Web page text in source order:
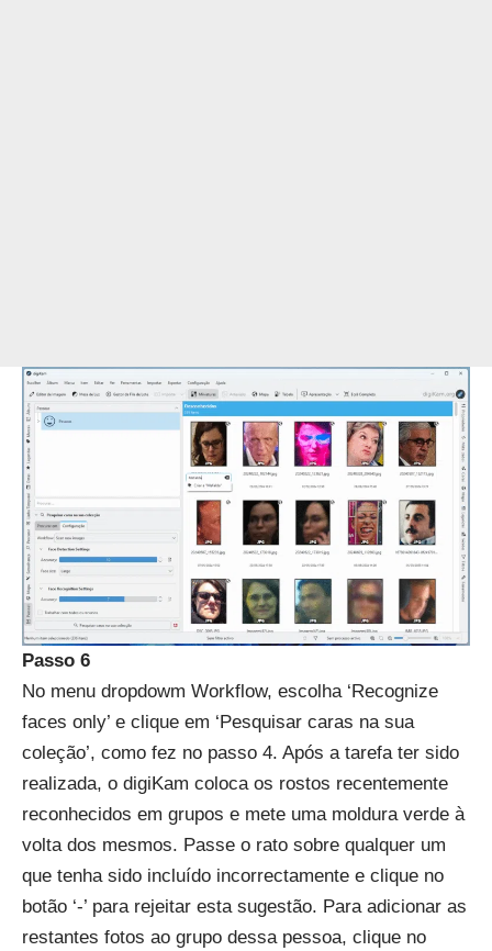
Passo 6
No menu dropdowm Workflow, escolha ‘Recognize
faces only’ e clique em ‘Pesquisar caras na sua
coleção’, como fez no passo 4. Após a tarefa ter sido
realizada, o digiKam coloca os rostos recentemente
reconhecidos em grupos e mete uma moldura verde à
volta dos mesmos. Passe o rato sobre qualquer um
que tenha sido incluído incorrectamente e clique no
botão ‘-’ para rejeitar esta sugestão. Para adicionar as
restantes fotos ao grupo dessa pessoa, clique no